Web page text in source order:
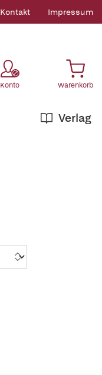
Kontakt Impressum
Konto Warenkorb
Verlag